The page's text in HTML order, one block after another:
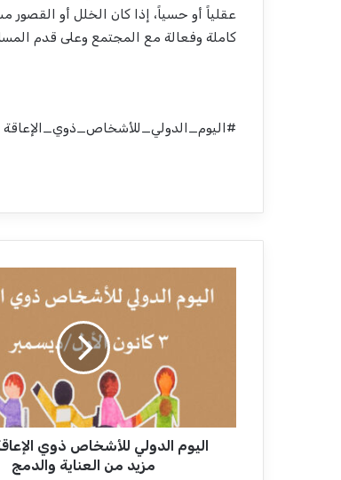
عقلياً أو حسياً، إذا كان الخلل أو
كاملة وفعالة مع المجتمع وعلى قدم
و
اليوم الدولي للأشخاص ذوي
مزيد من العناية والدمج